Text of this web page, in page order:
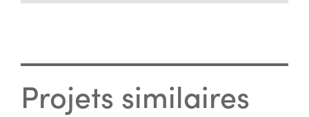
Projets similaires